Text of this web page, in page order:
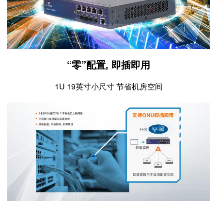
“零”配置, 即插即用
1U 19英寸小尺寸 节省机房空间